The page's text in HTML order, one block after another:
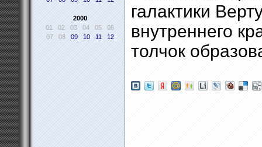
2000
01
02 03 04 05
06
07
08 09 10 11 12
галактики
внутреннего
толчок